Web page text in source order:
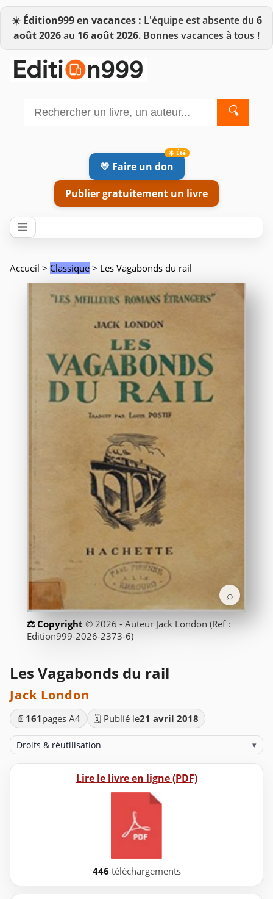
☀️ Édition999 en vacances : L'équipe est absente du 6
août 2026au 16 août 2026. Bonnes vacances à tous !
🔍
💛 Faire un don
Publier gratuitement un livre
Accueil > Classique > Les Vagabonds du rail
⌕
© 2026 - Auteur Jack London (Ref :
Edition999-2026-2373-6)
Les Vagabonds du rail
Jack London
📄 161pages A4 🗓️ Publié le21 avril 2018
Droits & réutilisation ▾
Lire le livre en ligne (PDF)
446 téléchargements